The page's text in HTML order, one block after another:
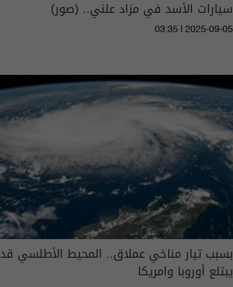
سيارات الأسد في مزاد علني.. (صور)
03:35 | 2025-09-05
بسبب تيار مناخي عملاق.. المحيط الأطلسي قد
يبتلع أوروبا وامريكا